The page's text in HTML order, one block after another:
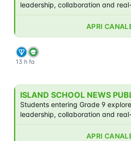
leadership, collaboration and
APRI
13 h fa
ISLAND SCHOOL NEWS
Students entering Grade 9
leadership, collaboration and
APRI